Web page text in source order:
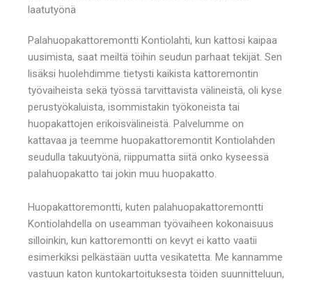
laatutyönä
Palahuopakattoremontti Kontiolahti, kun kattosi kaipaa
uusimista, saat meiltä töihin seudun parhaat tekijät. Sen
lisäksi huolehdimme tietysti kaikista kattoremontin
työvaiheista sekä työssä tarvittavista välineistä, oli kyse
perustyökaluista, isommistakin työkoneista tai
huopakattojen erikoisvälineistä. Palvelumme on
kattavaa ja teemme huopakattoremontit Kontiolahden
seudulla takuutyönä, riippumatta siitä onko kyseessä
palahuopakatto tai jokin muu huopakatto.
Huopakattoremontti, kuten palahuopakattoremontti
Kontiolahdella on useamman työvaiheen kokonaisuus
silloinkin, kun kattoremontti on kevyt ei katto vaatii
esimerkiksi pelkästään uutta vesikatetta. Me kannamme
vastuun katon kuntokartoituksesta töiden suunnitteluun,